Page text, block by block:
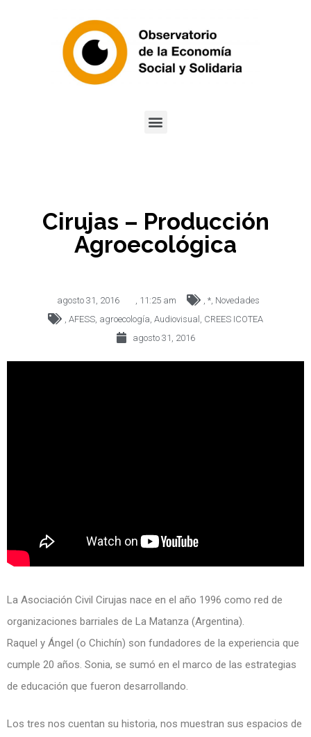
Cirujas – Producción
Agroecológica
agosto 31, 2016 11:25 am * Novedades
AFESS agroecología Audiovisual
CREES ICOTEA
agosto 31, 2016
La Asociación Civil Cirujas nace en el año 1996 como red de
organizaciones barriales de La Matanza (Argentina).
Raquel y Ángel (o Chichín) son fundadores de la experiencia que
cumple 20 años. Sonia, se sumó en el marco de las estrategias
de educación que fueron desarrollando.
Los tres nos cuentan su historia, nos muestran sus espacios de